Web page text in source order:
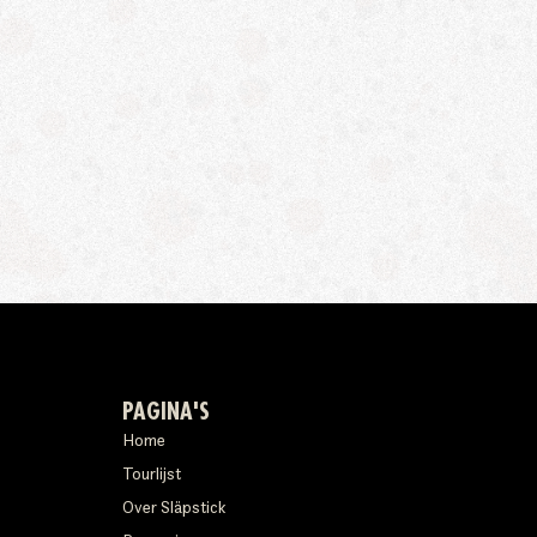
PAGINA'S
Home
Tourlijst
Over Släpstick